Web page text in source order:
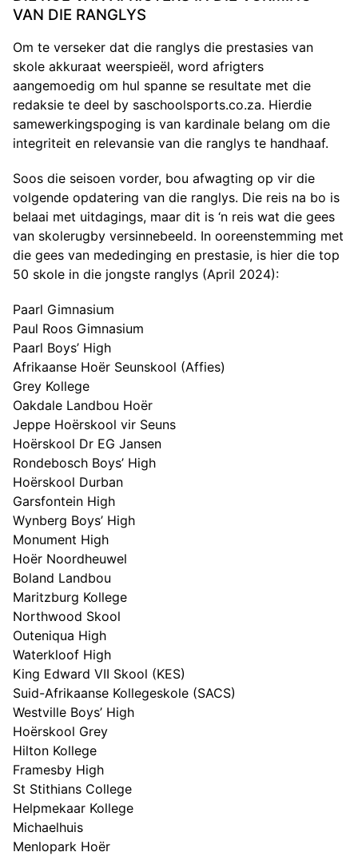
VAN DIE RANGLYS
Om te verseker dat die ranglys die prestasies van
skole akkuraat weerspieël, word afrigters
aangemoedig om hul spanne se resultate met die
redaksie te deel by saschoolsports.co.za. Hierdie
samewerkingspoging is van kardinale belang om die
integriteit en relevansie van die ranglys te handhaaf.
Soos die seisoen vorder, bou afwagting op vir die
volgende opdatering van die ranglys. Die reis na bo is
belaai met uitdagings, maar dit is ‘n reis wat die gees
van skolerugby versinnebeeld. In ooreenstemming met
die gees van mededinging en prestasie, is hier die top
50 skole in die jongste ranglys (April 2024):
Paarl Gimnasium
Paul Roos Gimnasium
Paarl Boys’ High
Afrikaanse Hoër Seunskool (Affies)
Grey Kollege
Oakdale Landbou Hoër
Jeppe Hoërskool vir Seuns
Hoërskool Dr EG Jansen
Rondebosch Boys’ High
Hoërskool Durban
Garsfontein High
Wynberg Boys’ High
Monument High
Hoër Noordheuwel
Boland Landbou
Maritzburg Kollege
Northwood Skool
Outeniqua High
Waterkloof High
King Edward VII Skool (KES)
Suid-Afrikaanse Kollegeskole (SACS)
Westville Boys’ High
Hoërskool Grey
Hilton Kollege
Framesby High
St Stithians College
Helpmekaar Kollege
Michaelhuis
Menlopark Hoër